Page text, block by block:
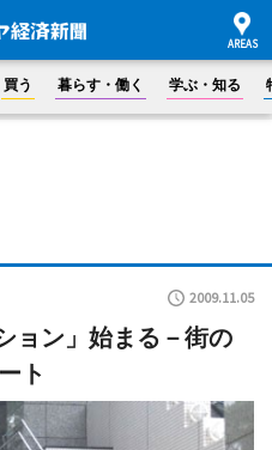
買う 暮らす・働く 学ぶ・知る
2009.11.05
ョン」始まる－街の
ト